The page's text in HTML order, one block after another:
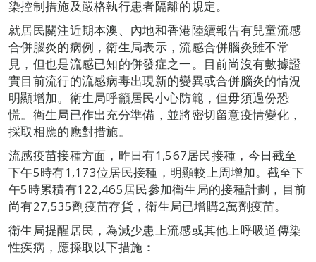
染控制措施及嚴格執行患者隔離的規定。
就居民關注近期本澳、內地和香港陸續報告有兒童流感
合併腦炎的病例，衛生局表示，流感合併腦炎雖不常
見，但也是流感已知的併發症之一。目前尚沒有數據證
實目前流行的流感病毒出現新的變異或合併腦炎的情況
明顯增加。衛生局呼籲居民小心防範，但毋須過份恐
慌。衛生局已作出充分準備，並將密切留意疫情變化，
採取相應的應對措施。
流感疫苗接種方面，昨日有1,567居民接種，今日截至
下午5時有1,173位居民接種，明顯較上周增加。截至下
午5時累積有122,465居民參加衛生局的接種計劃，目前
尚有27,535劑疫苗存貨，衛生局已增購2萬劑疫苗。
衛生局提醒居民，為減少患上流感或其他上呼吸道傳染
性疾病，應採取以下措施：